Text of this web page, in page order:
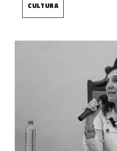
CULTURA